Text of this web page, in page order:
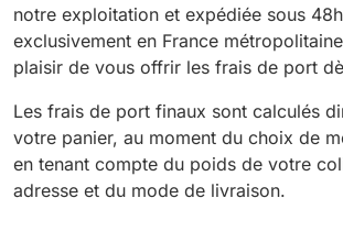
notre exploitation et expédiée sous
exclusivement en France
plaisir de vous offrir les frais de port
Les frais de port finaux sont calculés
votre panier, au moment du choix de
en tenant compte du poids de votre
adresse et du mode de livraison.